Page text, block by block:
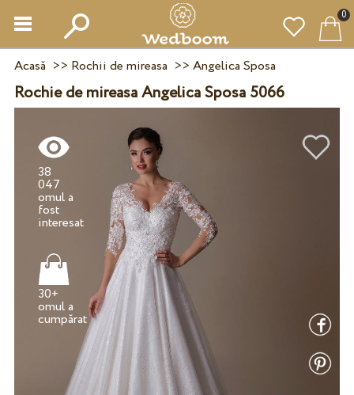
0
Acasă >> Rochii de mireasa >> Angelica Sposa
Rochie de mireasa Angelica Sposa 5066
38
047
omul a
fost
30+
omul a